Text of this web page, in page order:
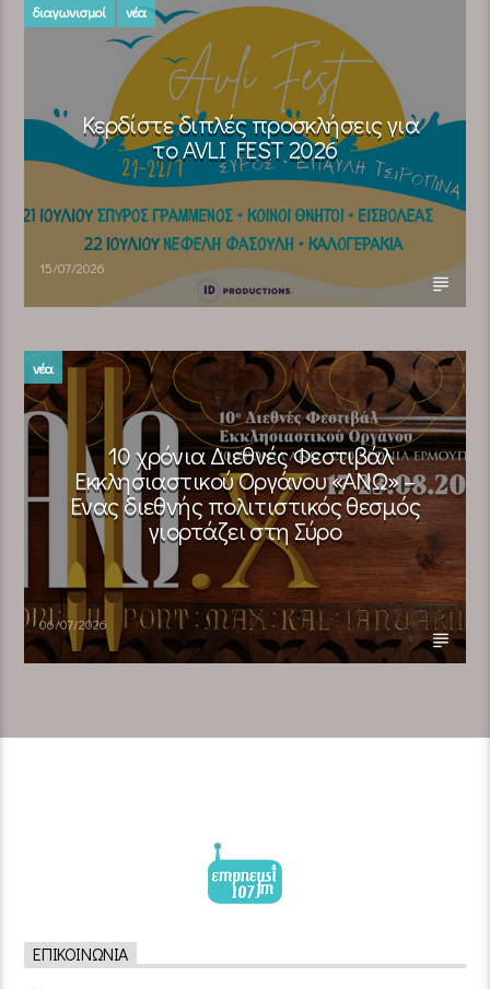
διαγωνισμοί νέα
Κερδίστε διπλές προσκλήσεις για
το AVLI FEST 2026
15/07/2026
νέα
10 χρόνια Διεθνές Φεστιβάλ
Εκκλησιαστικού Οργάνου «ΑΝΩ» –
Ένας διεθνής πολιτιστικός θεσμός
γιορτάζει στη Σύρο​
06/07/2026
ΕΠΙΚΟΙΝΩΝΊΑ